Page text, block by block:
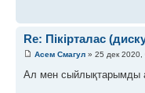
Re: Пікірталас
Асем Смагул » 25 дек 2020,
Ал мен сыйлықтарымды